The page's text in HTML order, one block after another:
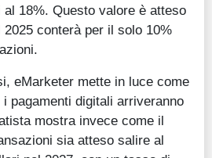
18%. Questo valore è atteso
conterà per il solo 10%
eMarketer mette in luce come
pagamenti digitali arriveranno
mostra invece come il
sia atteso salire al